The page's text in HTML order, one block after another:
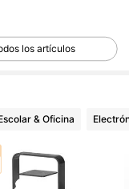
los artículos
& Oficina